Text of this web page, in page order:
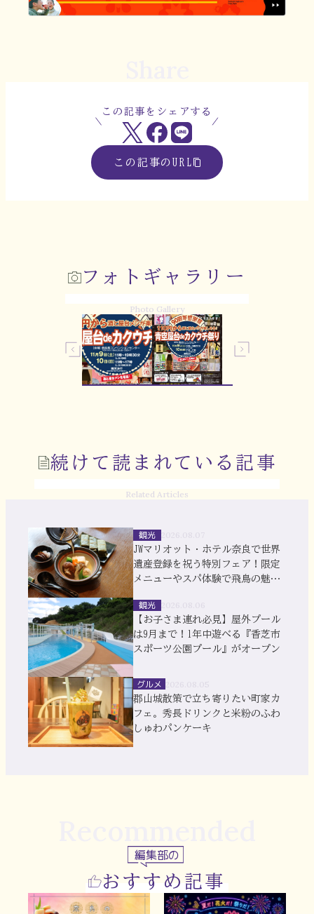
この記事をシェアする
この記事のURL
フォトギャラリー
Photo Gallery
続けて読まれている記事
Related Articles
観光
JWマリオット・ホテル奈良で世界
遺産登録を祝う特別フェア！限定
メニューやスパ体験で飛鳥の魅力
観光
【お子さま連れ必見】屋外プール
は9月まで！1年中遊べる『香芝市
スポーツ公園プール』がオープン
グルメ
郡山城散策で立ち寄りたい町家カ
フェ。秀長ドリンクと米粉のふわ
しゅわパンケーキ
編集部の
おすすめ記事